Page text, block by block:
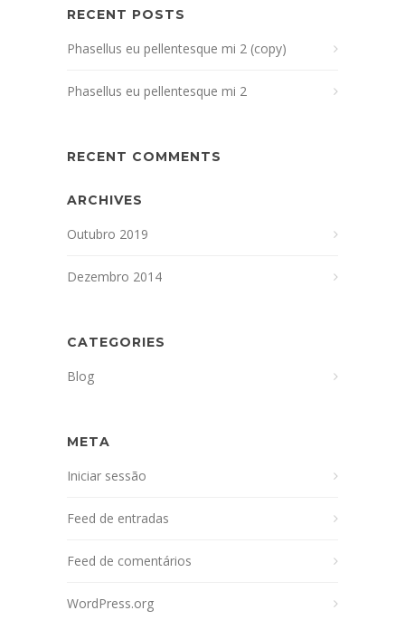
RECENT POSTS
Phasellus eu pellentesque mi 2 (copy)
Phasellus eu pellentesque mi 2
RECENT COMMENTS
ARCHIVES
Outubro 2019
Dezembro 2014
CATEGORIES
Blog
META
Iniciar sessão
Feed de entradas
Feed de comentários
WordPress.org